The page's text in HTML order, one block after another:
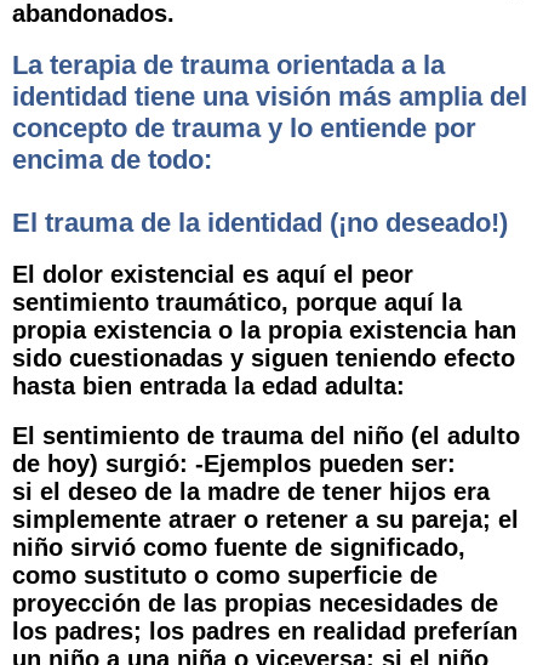
abandonados.
La terapia de trauma orientada a la
identidad tiene una visión más amplia del
concepto de trauma y lo entiende por
encima de todo:
El trauma de la identidad (¡no deseado!)
El dolor existencial es aquí el peor
sentimiento traumático, porque aquí la
propia existencia o la propia existencia han
sido cuestionadas y siguen teniendo efecto
hasta bien entrada la edad adulta:
El sentimiento de trauma del niño (el adulto
de hoy) surgió: -Ejemplos pueden ser:
si el deseo de la madre de tener hijos era
simplemente atraer o retener a su pareja; el
niño sirvió como fuente de significado,
como sustituto o como superficie de
proyección de las propias necesidades de
los padres; los padres en realidad preferían
un niño a una niña o viceversa; si el niño